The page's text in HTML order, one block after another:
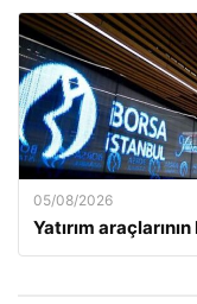
05/08/2026
Yatırım